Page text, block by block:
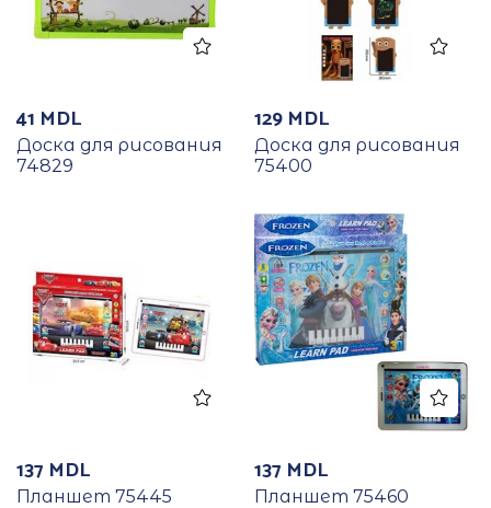
41 MDL
Доска для рисования
74829
129 MDL
Доска для рисования
75400
137 MDL
Планшет 75445
137 MDL
Планшет 75460